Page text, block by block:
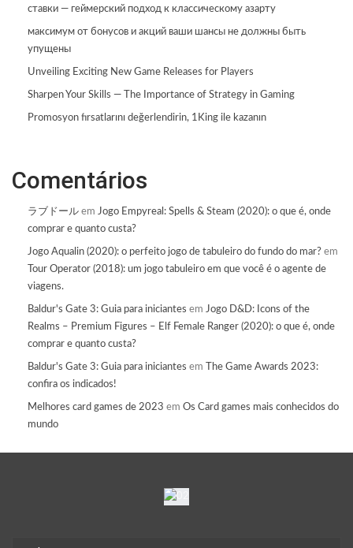
ставки — геймерский подход к классическому азарту
максимум от бонусов и акций ваши шансы не должны быть
упущены
Unveiling Exciting New Game Releases for Players
Sharpen Your Skills — The Importance of Strategy in Gaming
Promosyon fırsatlarını değerlendirin, 1King ile kazanın
Comentários
ラブドール em Jogo Empyreal: Spells & Steam (2020): o que é, onde
comprar e quanto custa?
Jogo Aqualin (2020): o perfeito jogo de tabuleiro do fundo do mar? em
Tour Operator (2018): um jogo tabuleiro em que você é o agente de
viagens.
Baldur's Gate 3: Guia para iniciantes em Jogo D&D: Icons of the
Realms – Premium Figures – Elf Female Ranger (2020): o que é, onde
comprar e quanto custa?
Baldur's Gate 3: Guia para iniciantes em
The Game Awards 2023:
confira os indicados!
Melhores card games de 2023 em Os Card games mais conhecidos do
mundo